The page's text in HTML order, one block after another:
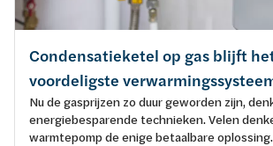
Condensatieketel op gas blijft
voordeligste
Nu de gasprijzen zo duur geworden zijn,
energiebesparende technieken. Velen
warmtepomp de enige betaalbare